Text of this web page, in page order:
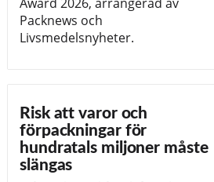
Packnews och
Livsmedelsnyheter.
Risk att varor och
förpackningar för
hundratals miljoner måste
slängas